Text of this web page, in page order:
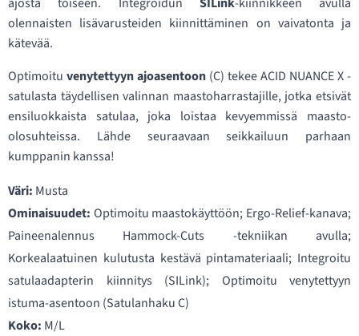
olennaisten lisävarusteiden kiinnittäminen on vaivatonta ja
kätevää.
Optimoitu venytettyyn ajoasentoon (C) tekee ACID NUANCE X -
satulasta täydellisen valinnan maastoharrastajille, jotka etsivät
ensiluokkaista satulaa, joka loistaa kevyemmissä maasto-
olosuhteissa. Lähde seuraavaan seikkailuun parhaan
kumppanin kanssa!
Väri: Musta
Ominaisuudet: Optimoitu maastokäyttöön; Ergo-Relief-kanava;
Paineenalennus Hammock-Cuts -tekniikan avulla;
Korkealaatuinen kulutusta kestävä pintamateriaali; Integroitu
satulaadapterin kiinnitys (SILink); Optimoitu venytettyyn
istuma-asentoon (Satulanhaku C)
Koko: M/L